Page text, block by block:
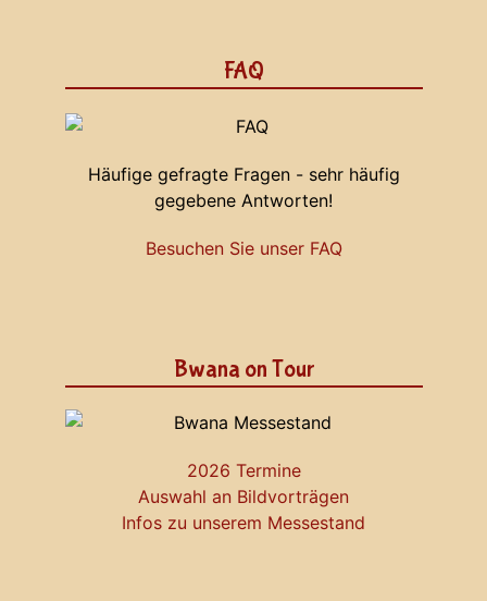
FAQ
Häufige gefragte Fragen - sehr häufig
gegebene Antworten!
Besuchen Sie unser FAQ
Bwana on Tour
2026 Termine
Auswahl an Bildvorträgen
Infos zu unserem Messestand